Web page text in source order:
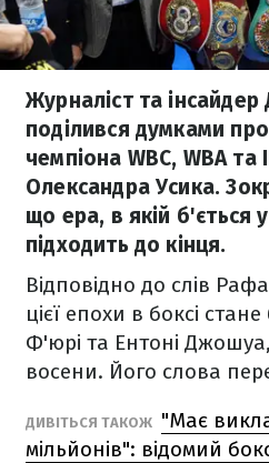
Журналіст та
поділився думками
чемпіона WBC, WBA та
Олександра Усика.
що ера, в якій б'ється
підходить до кінця.
Відповідно до слів
цієї епохи в боксі
Ф'юрі та Ентоні
восени. Його слова
ДИВІТЬСЯ ТАКОЖ "Має
мільйонів": відомий